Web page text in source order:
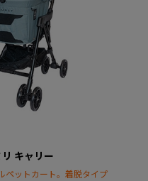
キャリー
ペットカート。着脱タイプ